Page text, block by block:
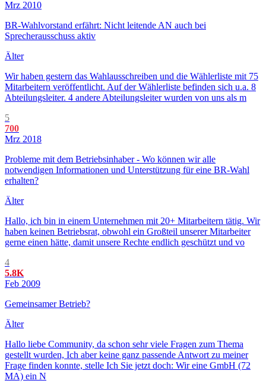
Mrz 2010
BR-Wahlvorstand erfährt: Nicht leitende AN auch bei
Sprecherausschuss aktiv
Älter
Wir haben gestern das Wahlausschreiben und die Wählerliste mit 75
Mitarbeitern veröffentlicht. Auf der Wählerliste befinden sich u.a. 8
Abteilungsleiter. 4 andere Abteilungsleiter wurden von uns als m
5
700
Mrz 2018
Probleme mit dem Betriebsinhaber - Wo können wir alle
notwendigen Informationen und Unterstützung für eine BR-Wahl
erhalten?
Älter
Hallo, ich bin in einem Unternehmen mit 20+ Mitarbeitern tätig. Wir
haben keinen Betriebsrat, obwohl ein Großteil unserer Mitarbeiter
gerne einen hätte, damit unsere Rechte endlich geschützt und vo
4
5.8K
Feb 2009
Gemeinsamer Betrieb?
Älter
Hallo liebe Community, da schon sehr viele Fragen zum Thema
gestellt wurden, Ich aber keine ganz passende Antwort zu meiner
Frage finden konnte, stelle Ich Sie jetzt doch: Wir eine GmbH (72
MA) ein N